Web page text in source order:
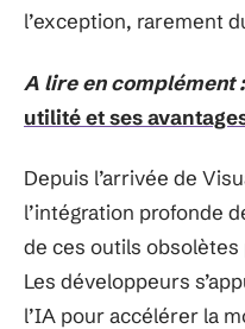
l’exception, rarement
A lire en complément :
utilité et ses
Depuis l’arrivée de
l’intégration profonde
de ces outils
Les développeurs
l’IA pour accélérer la